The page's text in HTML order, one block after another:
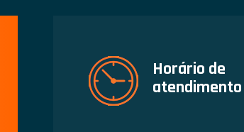
Horário de
atendimento